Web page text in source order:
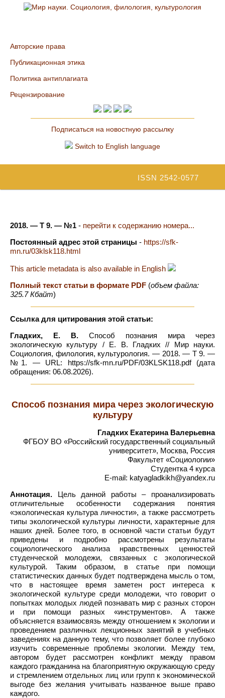
Авторские права
Публикационная этика
Политика антиплагиата
Рецензирование
Подписаться на новостную рассылку
Switch to English language
ISSN 2542-0577
2018. — Т 9. — №1 - перейти к содержанию номера...
Постоянный адрес этой страницы - https://sfk-
mn.ru/03klsk118.html
This article metadata is also available in English
Полный текст статьи в формате PDF (объем файла:
325.7 Кбайт)
Ссылка для цитирования этой статьи:
Гладких, Е. В. Способ познания мира через
экологическую культуру / Е. В. Гладких // Мир науки.
Социология, филология, культурология. — 2018. — Т 9. —
№1. — URL: https://sfk-mn.ru/PDF/03KLSK118.pdf (дата
обращения: 06.08.2026).
Способ познания мира через экологическую
культуру
Гладких Екатерина Валерьевна
ФГБОУ ВО «Российский государственный социальный
университет», Москва, Россия
Факультет «Социологии»
Студентка 4 курса
E-mail: katyagladkikh@yandex.ru
Аннотация. Цель данной работы – проанализировать
отличительные особенности содержания понятия
«экологическая культура личности», а также рассмотреть
типы экологической культуры личности, характерные для
наших дней. Более того, в основной части статьи будут
приведены и подробно рассмотрены результаты
социологического анализа нравственных ценностей
студенческой молодежи, связанных с экологической
культурой. Таким образом, в статье при помощи
статистических данных будет подтверждена мысль о том,
что в настоящее время заметен рост интереса к
экологической культуре среди молодежи, что говорит о
попытках молодых людей познавать мир с разных сторон
и при помощи разных «инструментов». А также
объясняется взаимосвязь между отношением к экологии и
проведением различных лекционных занятий в учебных
заведениях на данную тему, что позволяет более глубоко
изучить современные проблемы экологии. Между тем,
автором будет рассмотрен конфликт между правом
каждого гражданина на благоприятную окружающую среду
и стремлением отдельных лиц или групп к экономической
выгоде без желания учитывать названное выше право
каждого.